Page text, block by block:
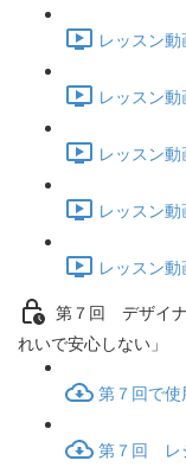
レッスン
レッスン
レッスン
レッスン
レッスン
第７回 デザイナ
れいで安心しない」
第７回で
第７回 レ